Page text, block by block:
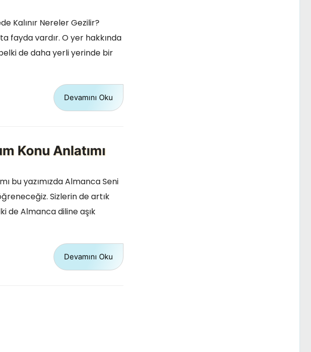
Kalınır Nereler Gezilir?
fayda vardır. O yer hakkında
de daha yerli yerinde bir
Devamını Oku
Konu Anlatımı
bu yazımızda Almanca Seni
Sizlerin de artık
de Almanca diline aşık
Devamını Oku